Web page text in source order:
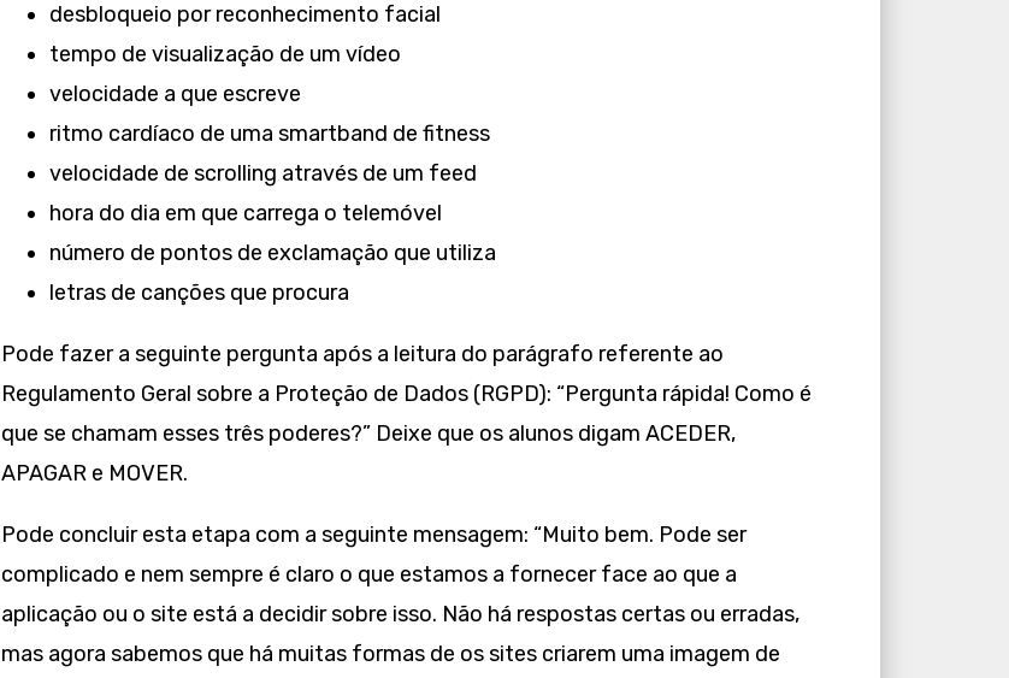
desbloqueio por reconhecimento facial
tempo de visualização de um vídeo
velocidade a que escreve
ritmo cardíaco de uma smartband de fitness
velocidade de scrolling através de um feed
hora do dia em que carrega o telemóvel
número de pontos de exclamação que utiliza
letras de canções que procura
Pode fazer a seguinte pergunta após a leitura do parágrafo referente ao
Regulamento Geral sobre a Proteção de Dados (RGPD): “Pergunta rápida! Como é
que se chamam esses três poderes?” Deixe que os alunos digam ACEDER,
APAGAR e MOVER.
Pode concluir esta etapa com a seguinte mensagem: “Muito bem. Pode ser
complicado e nem sempre é claro o que estamos a fornecer face ao que a
aplicação ou o site está a decidir sobre isso. Não há respostas certas ou erradas,
mas agora sabemos que há muitas formas de os sites criarem uma imagem de